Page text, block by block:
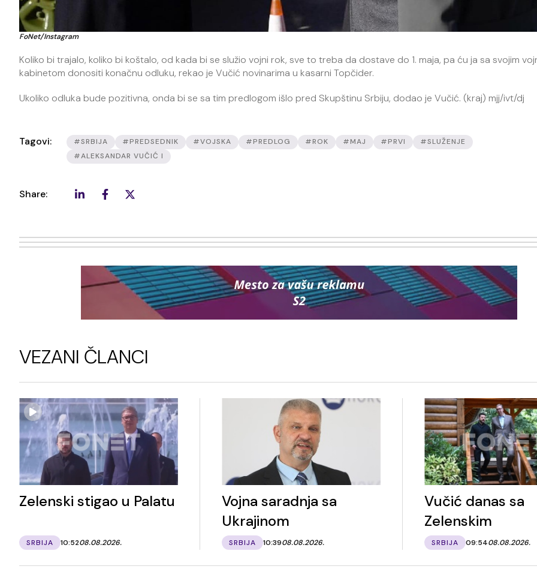
FoNet/Instagram
Koliko bi trajalo, koliko bi koštalo, od kada bi se služio vojni rok, sve to treba da dostave do 1. maja, pa ću ja sa svojim
kabinetom donositi konačnu odluku, rekao je Vučić novinarima u kasarni Topčider.
Ukoliko odluka bude pozitivna, onda bi se sa tim predlogom išlo pred Skupštinu Srbiju, dodao je Vučić. (kraj) mjj/ivt/dj
Tagovi: #SRBIJA #PREDSEDNIK #VOJSKA #PREDLOG #ROK #MAJ #PRVI
#SLUŽENJE
#ALEKSANDAR VUČIĆ I
Share:
VEZANI ČLANCI
Zelenski stigao u Palatu
SRBIJA 10:5208.08.2026.
Vojna saradnja sa
Ukrajinom
SRBIJA 10:3908.08.2026.
Vučić danas sa
Zelenskim
SRBIJA 09:5408.08.2026.